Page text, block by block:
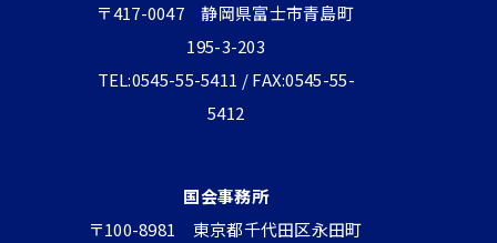
〒417-0047 静岡県富士市青島町
195-3-203
TEL:0545-55-5411 / FAX:0545-55-
5412
国会事務所
〒100-8981 東京都千代田区永田町